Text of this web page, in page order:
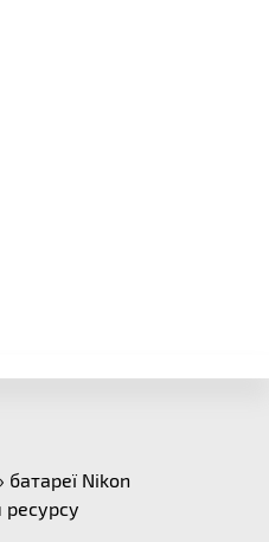
батареї Nikon
ресурсу